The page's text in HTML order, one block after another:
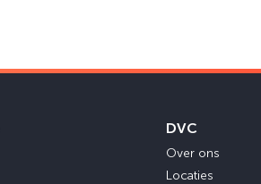
DVC
Over ons
Locaties